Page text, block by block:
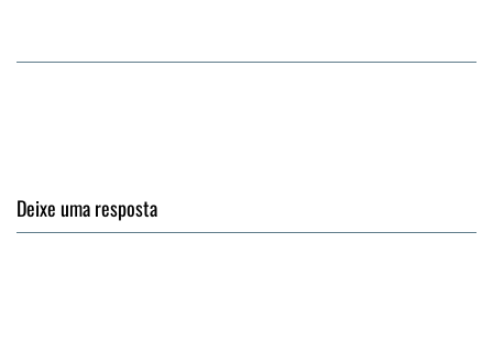
Deixe uma resposta